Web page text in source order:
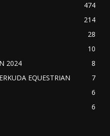
474
214
28
10
2024
8
EQUESTRIAN
7
6
6